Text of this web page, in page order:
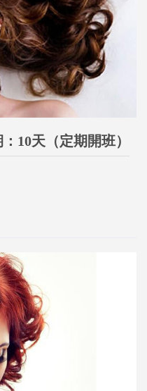
10天（定期開班）